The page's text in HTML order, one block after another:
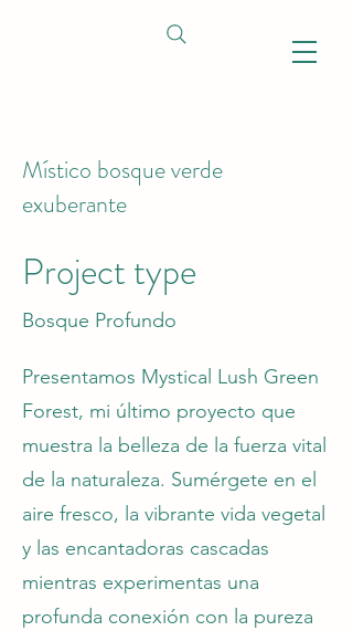
Místico bosque verde
exuberante
Project type
Bosque Profundo
Presentamos Mystical Lush Green
Forest, mi último proyecto que
muestra la belleza de la fuerza vital
de la naturaleza. Sumérgete en el
aire fresco, la vibrante vida vegetal
y las encantadoras cascadas
mientras experimentas una
profunda conexión con la pureza